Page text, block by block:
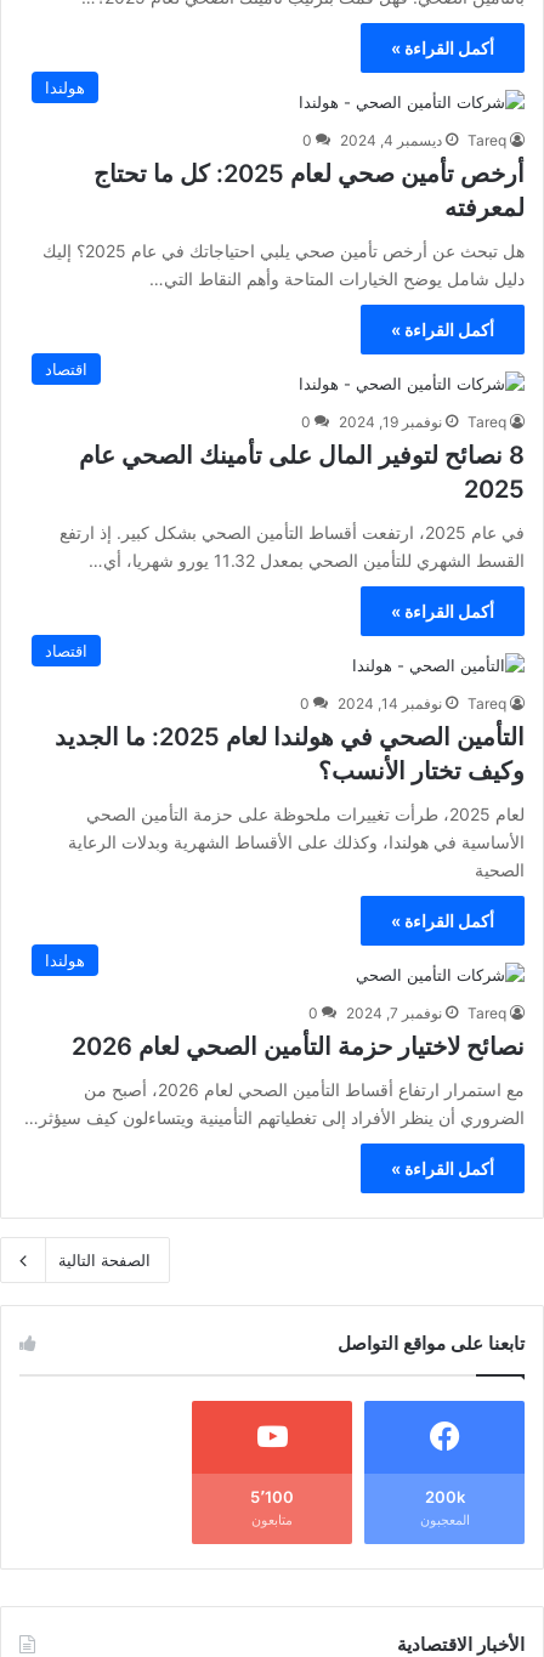
أكمل القراءة »
هولندا
Tareq ديسمبر 4, 2024 0
أرخص تأمين صحي لعام 2025: كل ما تحتاج
لمعرفته
هل تبحث عن أرخص تأمين صحي يلبي احتياجاتك في عام 2025؟ إليك
دليل شامل يوضح الخيارات المتاحة وأهم النقاط التي…
أكمل القراءة »
اقتصاد
Tareq نوفمبر 19, 2024 0
8 نصائح لتوفير المال على تأمينك الصحي عام
2025
في عام 2025، ارتفعت أقساط التأمين الصحي بشكل كبير. إذ ارتفع
القسط الشهري للتأمين الصحي بمعدل 11.32 يورو شهريا، أي…
أكمل القراءة »
اقتصاد
Tareq نوفمبر 14, 2024 0
التأمين الصحي في هولندا لعام 2025: ما الجديد
وكيف تختار الأنسب؟
لعام 2025، طرأت تغييرات ملحوظة على حزمة التأمين الصحي
الأساسية في هولندا، وكذلك على الأقساط الشهرية وبدلات الرعاية
الصحية
أكمل القراءة »
هولندا
Tareq نوفمبر 7, 2024 0
نصائح لاختيار حزمة التأمين الصحي لعام 2026
مع استمرار ارتفاع أقساط التأمين الصحي لعام 2026، أصبح من
الضروري أن ينظر الأفراد إلى تغطياتهم التأمينية ويتساءلون كيف سيؤثر…
أكمل القراءة »
الصفحة التالية
تابعنا على مواقع التواصل
200k
المعجبون
5٬100
متابعون
الأخبار الاقتصادية